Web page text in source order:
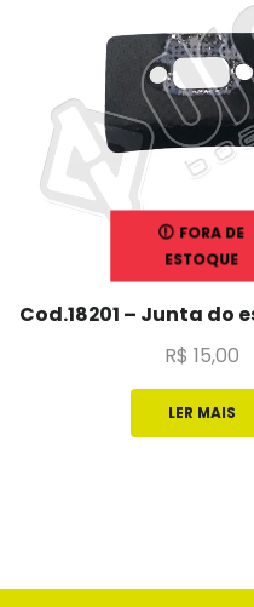
FORA DE
ESTOQUE
Cod.18201 – Junta do
R$ 15,00
LER MAIS